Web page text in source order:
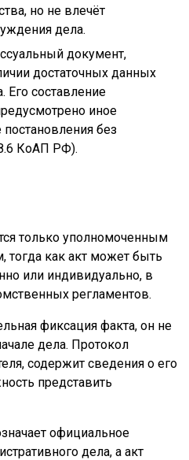
но не влечёт
дела.
документ,
достаточных данных
Его составление
иное
без
КоАП РФ).
только уполномоченным
как акт может быть
или индивидуально, в
регламентов.
фиксация факта, он не
дела. Протокол
содержит сведения о его
представить
официальное
дела, а акт